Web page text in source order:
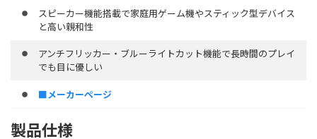
スピーカー機能搭載で家庭用ゲーム機やスティック型デバイス
と高い親和性
アンチフリッカー・ブルーライトカット機能で長時間のプレイ
でも目に優しい
■メーカーページ
製品仕様